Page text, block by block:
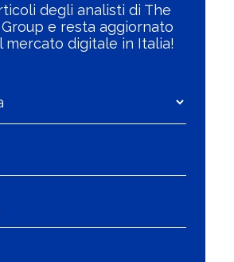
degli analisti di The
e resta aggiornato
mercato digitale in Italia!